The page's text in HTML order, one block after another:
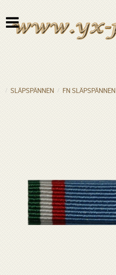
SLÄPSPÄNNEN FN SLÄPSPÄNNEN